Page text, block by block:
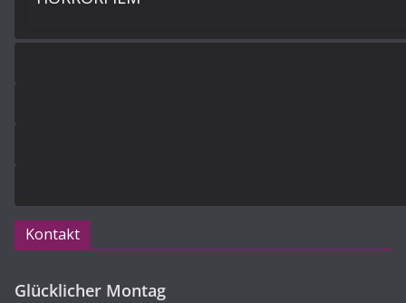
Kontakt
Glücklicher Montag